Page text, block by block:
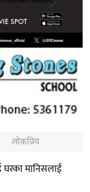
लोकप्रिय
मानिसलाई